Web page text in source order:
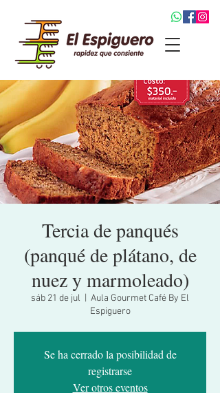
Tercia de panqués
(panqué de plátano, de
nuez y marmoleado)
sáb 21 de jul
Aula Gourmet Café By El
Espiguero
Se ha cerrado la posibilidad de
registrarse
Ver otros eventos